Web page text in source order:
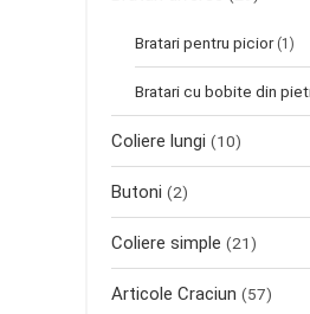
Bratari pentru picior (1)
Bratari cu bobite din
Coliere lungi (10)
Butoni (2)
Coliere simple (21)
Articole Craciun (57)